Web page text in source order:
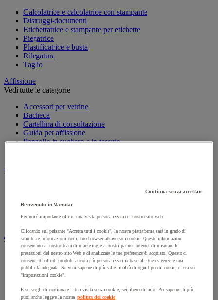
Calcolatrice e calcolatrice con stampante
Distruggi-documenti
Etichettatrice e stampante per etichette
Piegatrice
Plastificatrice e busta
Rilegatura
Taglio
Affissione
Vedi tutte le categorie
Accessori per vetrine
Bacheca
Cartellina di consultazione
Guida per affissione
Pannello in sughero e in tessuto
Appendiabiti e attaccapanni
Vedi tutte le categorie
Attaccapanni a muro
Stand porta-abiti
Armadio e archiviazione
Vedi tutte le categorie
Archiviazione orizzontale
Archiviazione per cartelle sospese
Armadio
Armadio per ufficio
Carrello da ufficio
Continua senza accettare
Benvenuto in Manutan
Per noi è importante offrirti una visita personalizzata del nostro sito web!
Cliccando sul pulsante "Accetta tutti i cookie", la nostra piattaforma sarà in grado di
scambiare informazioni con il tuo browser attraverso i cookie. Queste informazioni
consentono al nostro team di marketing e ai nostri partner Internet di misurare le
prestazioni del nostro sito Web e di analizzare le tue preferenze di acquisto. Questo ci
consente di offrirti prodotti ancora più personalizzati in base alle tue esigenze e una
pubblicità adeguata. Se vuoi saperne di più sulle finalità di ogni tipo di cookie, clicca su
"impostazioni cookie".
E se scegli di continuare la tua visita senza cookie, sei libero di farlo! Per saperne di più,
puoi anche leggere la nostra politica dei cookie